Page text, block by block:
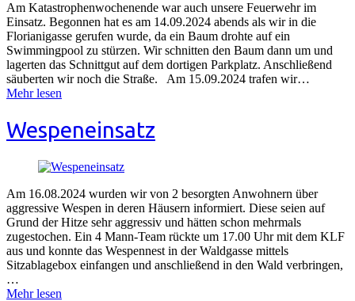
Am Katastrophenwochenende war auch unsere Feuerwehr im
Einsatz. Begonnen hat es am 14.09.2024 abends als wir in die
Florianigasse gerufen wurde, da ein Baum drohte auf ein
Swimmingpool zu stürzen. Wir schnitten den Baum dann um und
lagerten das Schnittgut auf dem dortigen Parkplatz. Anschließend
säuberten wir noch die Straße. Am 15.09.2024 trafen wir…
Mehr lesen
Wespeneinsatz
Am 16.08.2024 wurden wir von 2 besorgten Anwohnern über
aggressive Wespen in deren Häusern informiert. Diese seien auf
Grund der Hitze sehr aggressiv und hätten schon mehrmals
zugestochen. Ein 4 Mann-Team rückte um 17.00 Uhr mit dem KLF
aus und konnte das Wespennest in der Waldgasse mittels
Sitzablagebox einfangen und anschließend in den Wald verbringen,
…
Mehr lesen